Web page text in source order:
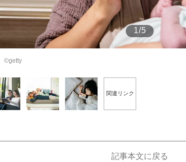
1/5
©getty
関連リンク
記事本文に戻る